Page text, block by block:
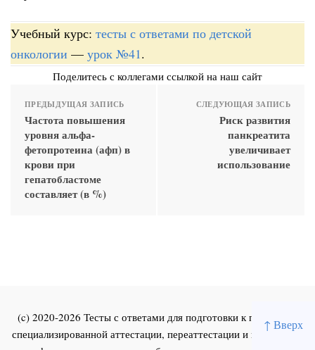
↑ Вверх
Учебный курс: тесты с ответами по детской
онкологии — урок №41.
Поделитесь с коллегами ссылкой на наш сайт
ПРЕДЫДУЩАЯ ЗАПИСЬ
Частота повышения
уровня альфа-
фетопротеина (афп) в
крови при
гепатобластоме
составляет (в %)
СЛЕДУЮЩАЯ ЗАПИСЬ
Риск развития
панкреатита
увеличивает
использование
(c) 2020-2026 Тесты с ответами для подготовки к первичной
специализированной аттестации, переаттестации и повышения